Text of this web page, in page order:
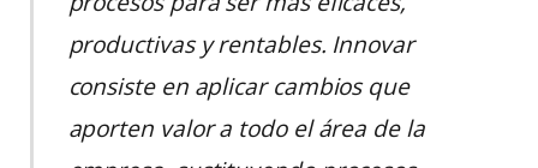
productivas y rentables. Innovar
consiste en aplicar cambios que
aporten valor a todo el área de la